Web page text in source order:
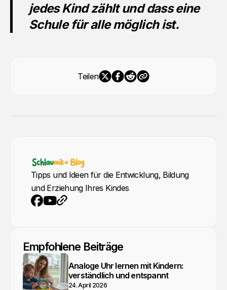
jedes Kind zählt und dass eine
Schule für alle möglich ist.
Teilen
Tipps und Ideen für die Entwicklung, Bildung
und Erziehung Ihres Kindes
Empfohlene Beiträge
Analoge Uhr lernen mit Kindern:
verständlich und entspannt
24. April 2026